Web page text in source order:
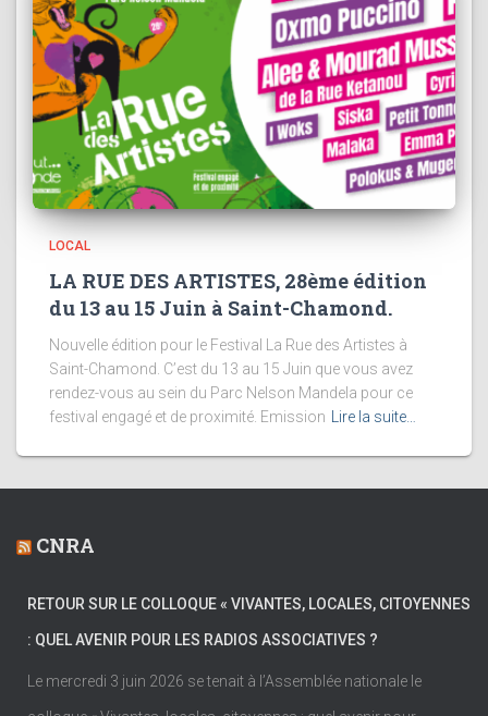
LOCAL
LA RUE DES ARTISTES, 28ème édition
du 13 au 15 Juin à Saint-Chamond.
Nouvelle édition pour le Festival La Rue des Artistes à
Saint-Chamond. C’est du 13 au 15 Juin que vous avez
rendez-vous au sein du Parc Nelson Mandela pour ce
festival engagé et de proximité. Emission
Lire la suite…
CNRA
RETOUR SUR LE COLLOQUE « VIVANTES, LOCALES, CITOYENNES
: QUEL AVENIR POUR LES RADIOS ASSOCIATIVES ?
Le mercredi 3 juin 2026 se tenait à l’Assemblée nationale le